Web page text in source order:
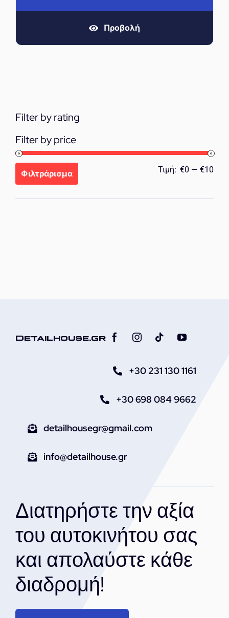
Προβολή
Filter by rating
Filter by price
Φιλτράρισμα Τιμή: €0 — €10
Detailhouse.gr
+30 231 130 1161
+30 698 084 9662
detailhousegr@gmail.com
info@detailhouse.gr
Διατηρήστε την αξία
του αυτοκινήτου σας
και απολαύστε κάθε
διαδρομή!